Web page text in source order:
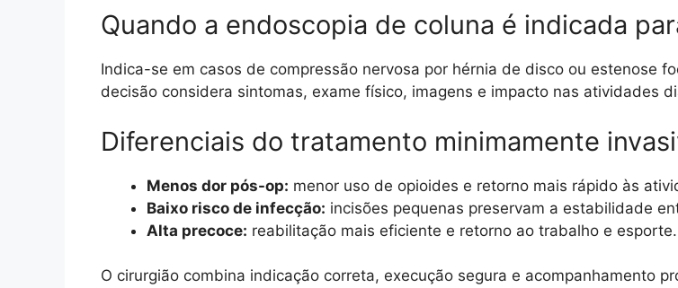
Quando a endoscopia de coluna é indicada
Indica-se em casos de compressão nervosa por hérnia de disco ou estenose
decisão considera sintomas, exame físico, imagens e impacto nas atividades
Diferenciais do tratamento minimamente
Menos dor pós-op: menor uso de opioides e retorno mais rápido às
Baixo risco de infecção: incisões pequenas preservam a estabilidade
Alta precoce: reabilitação mais eficiente e retorno ao trabalho e esporte.
O cirurgião combina indicação correta, execução segura e acompanhamento